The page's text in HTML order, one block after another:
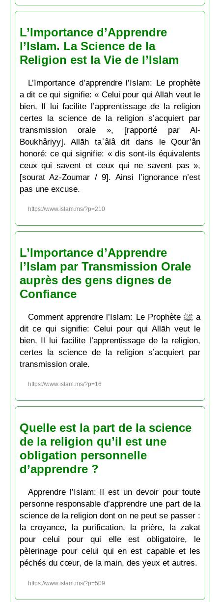
L’Importance d’Apprendre
l’Islam. La Science de la
Religion est la Vie de l’Islam
L’Importance d’apprendre l’Islam: Le prophète
a dit ce qui signifie: « Celui pour qui Allāh veut le
bien, Il lui facilite l’apprentissage de la religion
certes la science de la religion s’acquiert par
transmission orale », [rapporté par Al-
Boukhâriyy]. Allāh taʿâlâ dit dans le Qour’ân
honoré: ce qui signifie: « dis sont-ils équivalents
ceux qui savent et ceux qui ne savent pas »,
[sourat Az-Zoumar / 9]. Ainsi l’ignorance n’est
pas une excuse.
https://www.islam.ms/?p=210
L’Importance d’Apprendre
l’Islam par Transmission Orale
auprès des gens dignes de
Confiance
Comment apprendre l’Islam: Le Prophète ﷺ a
dit ce qui signifie: Celui pour qui Allāh veut le
bien, Il lui facilite l’apprentissage de la religion,
certes la science de la religion s’acquiert par
transmission orale.
https://www.islam.ms/?p=16
Quelle est la part de la science
de la religion qu’il est une
obligation personnelle
d’apprendre ?
Apprendre l’Islam: Il est un devoir pour toute
personne responsable d’apprendre une part de la
science de la religion dont on ne peut se passer :
la croyance, la purification, la prière, la zakāt
pour celui pour qui elle est obligatoire, le
pèlerinage pour celui qui en est capable et les
péchés du cœur, de la main, des yeux et autres.
https://www.islam.ms/?p=509